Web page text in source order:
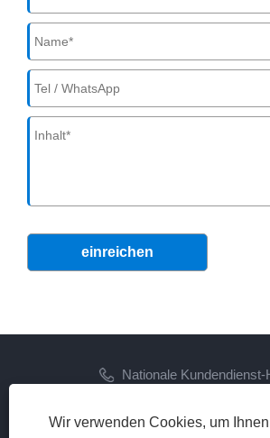
einreichen
Nationale Kundendienst-
Wir verwenden Cookies, um